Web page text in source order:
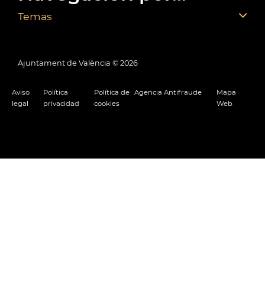
Temas
Ajuntament de València © 2026
Aviso
legal
Política
privacidad
Política de
cookies
Agencia Antifraude
Mapa
Web